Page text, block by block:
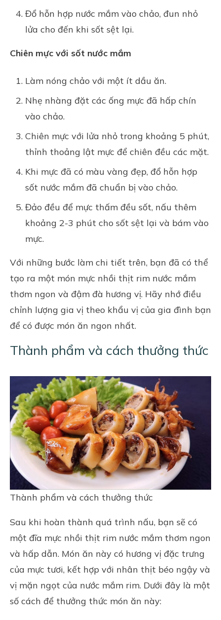
Đổ hỗn hợp nước mắm vào chảo, đun nhỏ
lửa cho đến khi sốt sệt lại.
Chiên mực với sốt nước mắm
Làm nóng chảo với một ít dầu ăn.
Nhẹ nhàng đặt các ống mực đã hấp chín
vào chảo.
Chiên mực với lửa nhỏ trong khoảng 5 phút,
thỉnh thoảng lật mực để chiên đều các mặt.
Khi mực đã có màu vàng đẹp, đổ hỗn hợp
sốt nước mắm đã chuẩn bị vào chảo.
Đảo đều để mực thấm đều sốt, nấu thêm
khoảng 2-3 phút cho sốt sệt lại và bám vào
mực.
Với những bước làm chi tiết trên, bạn đã có thể
tạo ra một món mực nhồi thịt rim nước mắm
thơm ngon và đậm đà hương vị. Hãy nhớ điều
chỉnh lượng gia vị theo khẩu vị của gia đình bạn
để có được món ăn ngon nhất.
Thành phẩm và cách thưởng thức
Thành phẩm và cách thưởng thức
Sau khi hoàn thành quá trình nấu, bạn sẽ có
một đĩa mực nhồi thịt rim nước mắm thơm ngon
và hấp dẫn. Món ăn này có hương vị đặc trưng
của mực tươi, kết hợp với nhân thịt béo ngậy và
vị mặn ngọt của nước mắm rim. Dưới đây là một
số cách để thưởng thức món ăn này: